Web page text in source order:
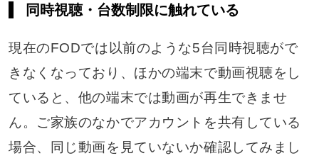
同時視聴・台数制限に触れている
現在のFODでは以前のような5台同時視聴がで
きなくなっており、ほかの端末で動画視聴をし
ていると、他の端末では動画が再生できませ
ん。ご家族のなかでアカウントを共有している
場合、同じ動画を見ていないか確認してみまし